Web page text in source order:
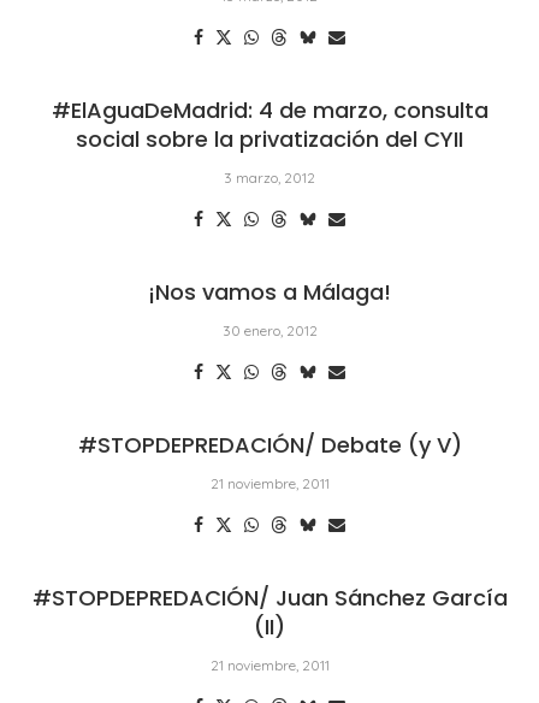
#ElAguaDeMadrid: 4 de marzo, consulta
social sobre la privatización del CYII
3 marzo, 2012
¡Nos vamos a Málaga!
30 enero, 2012
#STOPDEPREDACIÓN/ Debate (y V)
21 noviembre, 2011
#STOPDEPREDACIÓN/ Juan Sánchez García
(II)
21 noviembre, 2011